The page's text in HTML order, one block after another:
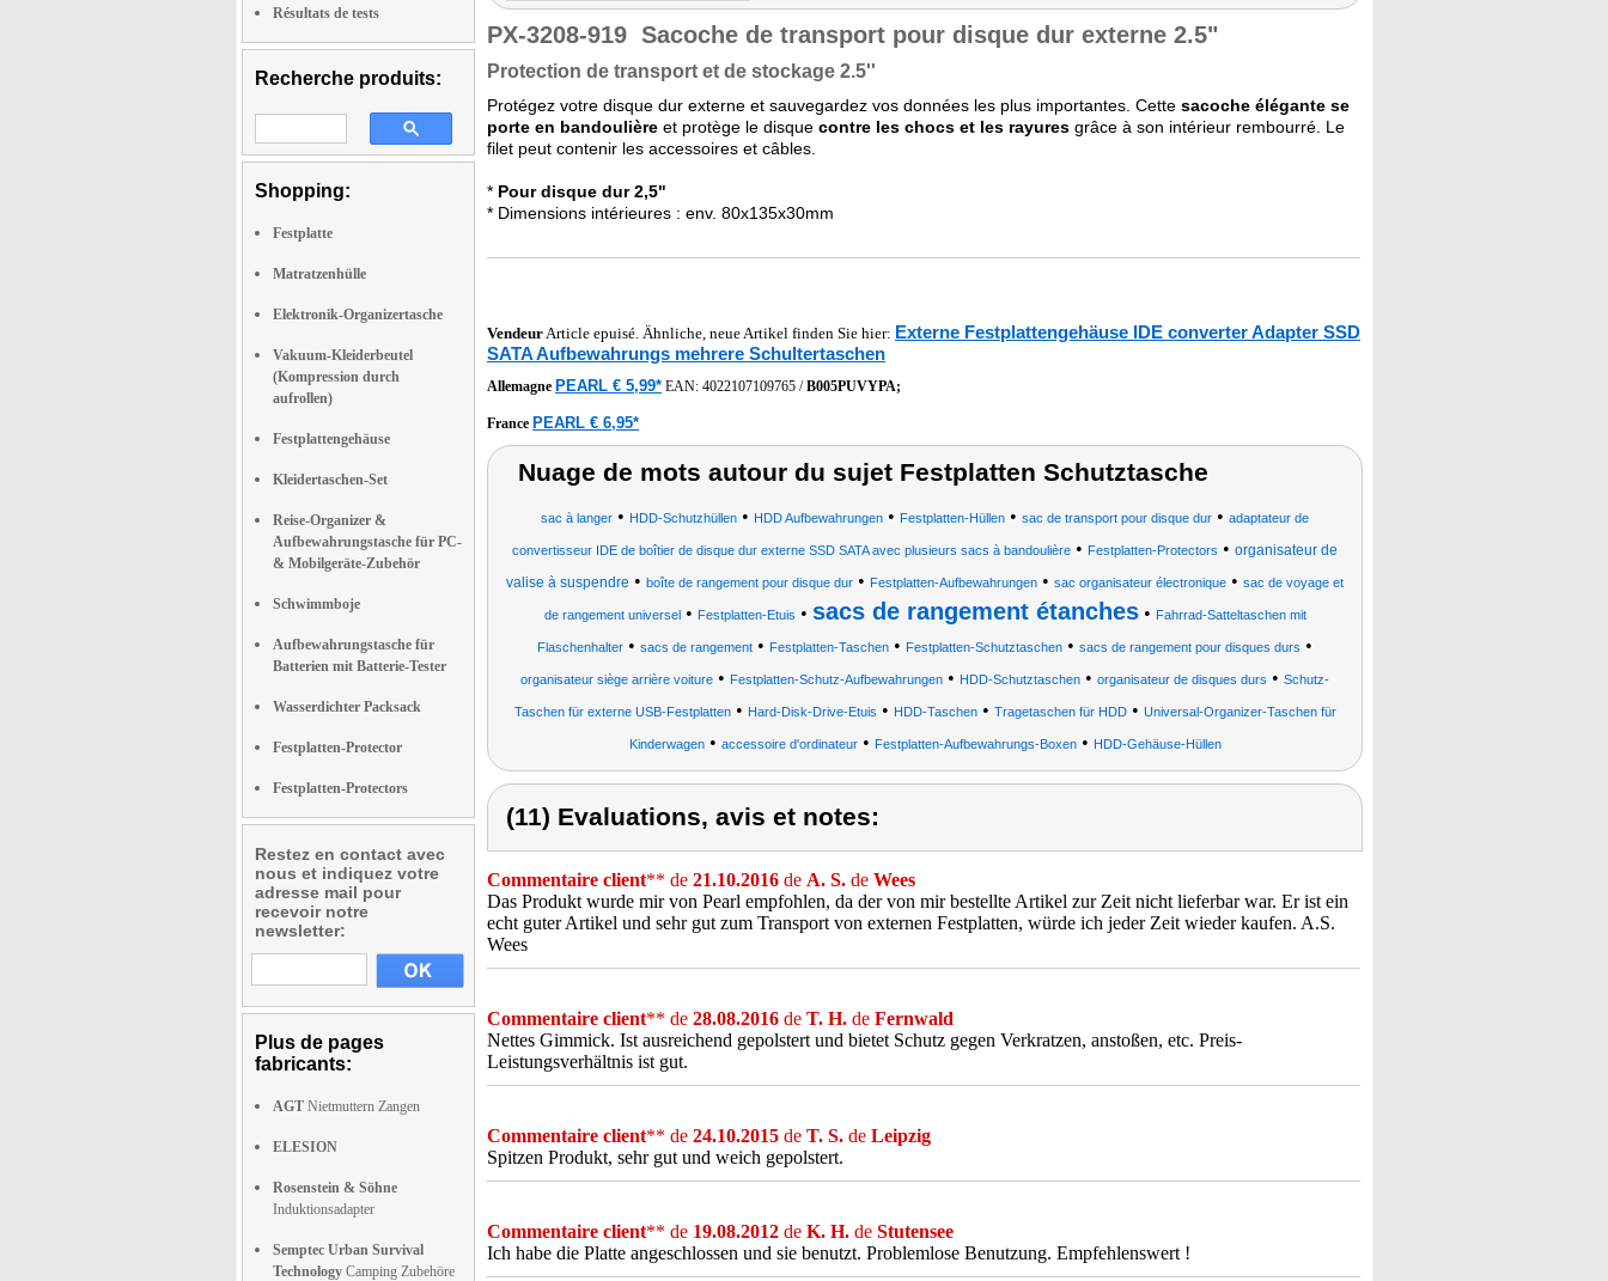
Résultats de tests
Recherche produits:
Shopping:
Festplatte
Matratzenhülle
Elektronik-Organizertasche
Vakuum-Kleiderbeutel
(Kompression durch
aufrollen)
Festplattengehäuse
Kleidertaschen-Set
Reise-Organizer &
Aufbewahrungstasche für PC-
& Mobilgeräte-Zubehör
Schwimmboje
Aufbewahrungstasche für
Batterien mit Batterie-Tester
Wasserdichter Packsack
Festplatten-Protector
Festplatten-Protectors
Restez en contact avec
nous et indiquez votre
adresse mail pour
recevoir notre
newsletter:
Plus de pages
fabricants:
AGT Nietmuttern Zangen
ELESION
Rosenstein & Söhne
Induktionsadapter
Semptec Urban Survival
Technology Camping Zubehöre
PX-3208-919 Sacoche de transport pour disque dur externe 2.5"
Protection de transport et de stockage 2.5''
Protégez votre disque dur externe et sauvegardez vos données les plus importantes. Cette sacoche élégante se
porte en bandoulière et protège le disque contre les chocs et les rayures grâce à son intérieur rembourré. Le
filet peut contenir les accessoires et câbles.
* Pour disque dur 2,5"
* Dimensions intérieures : env. 80x135x30mm
VendeurArticle epuisé. Ähnliche, neue Artikel finden Sie hier: Externe Festplattengehäuse IDE converter Adapter SSD
SATA Aufbewahrungs mehrere Schultertaschen
Allemagne PEARL € 5,99* EAN: 4022107109765 /B005PUVYPA;
France PEARL € 6,95*
Nuage de mots autour du sujet Festplatten Schutztasche
sac à langer • HDD-Schutzhüllen • HDD Aufbewahrungen • Festplatten-Hüllen • sac de transport pour disque dur • adaptateur de
convertisseur IDE de boîtier de disque dur externe SSD SATA avec plusieurs sacs à bandoulière • Festplatten-Protectors • organisateur de
valise à suspendre • boîte de rangement pour disque dur • Festplatten-Aufbewahrungen • sac organisateur électronique • sac de voyage et
de rangement universel• Festplatten-Etuis • sacs de rangement étanches• Fahrrad-Satteltaschen mit
Flaschenhalter • sacs de rangement • Festplatten-Taschen • Festplatten-Schutztaschen • sacs de rangement pour disques durs •
organisateur siège arrière voiture • Festplatten-Schutz-Aufbewahrungen • HDD-Schutztaschen • organisateur de disques durs • Schutz-
Taschen für externe USB-Festplatten• Hard-Disk-Drive-Etuis • HDD-Taschen• Tragetaschen für HDD• Universal-Organizer-Taschen für
Kinderwagen• accessoire d'ordinateur• Festplatten-Aufbewahrungs-Boxen• HDD-Gehäuse-Hüllen
(11) Evaluations, avis et notes:
Commentaire client** de 21.10.2016 de A. S. de Wees
Das Produkt wurde mir von Pearl empfohlen, da der von mir bestellte Artikel zur Zeit nicht lieferbar war. Er ist ein
echt guter Artikel und sehr gut zum Transport von externen Festplatten, würde ich jeder Zeit wieder kaufen. A.S.
Wees
Commentaire client** de 28.08.2016 de T. H. de Fernwald
Nettes Gimmick. Ist ausreichend gepolstert und bietet Schutz gegen Verkratzen, anstoßen, etc. Preis-
Leistungsverhältnis ist gut.
Commentaire client** de 24.10.2015 de T. S. de Leipzig
Spitzen Produkt, sehr gut und weich gepolstert.
Commentaire client** de 19.08.2012 de K. H. de Stutensee
Ich habe die Platte angeschlossen und sie benutzt. Problemlose Benutzung. Empfehlenswert !